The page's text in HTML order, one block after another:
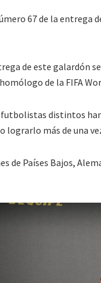
67 de la entrega
de este galardón
de la FIFA
distintos
lograrlo más de una
de Países Bajos,